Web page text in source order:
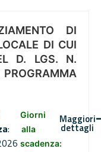
DI
DI CUI
D. LGS. N.
:
Giorni
alla
scadenza:
Maggiori
dettagli